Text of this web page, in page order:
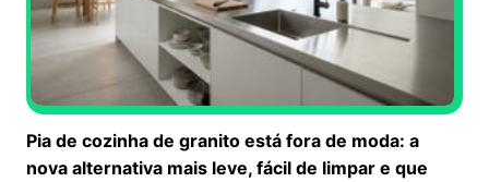
Pia de cozinha de granito está fora de moda: a
nova alternativa mais leve, fácil de limpar e que